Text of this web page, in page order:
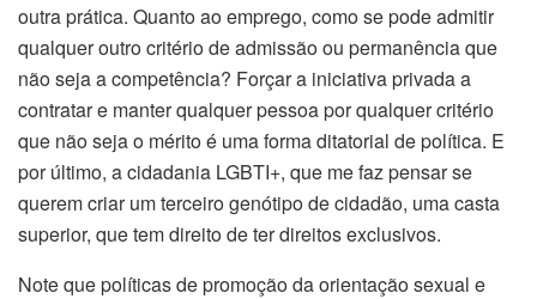
outra prática. Quanto ao emprego, como se pode admitir
qualquer outro critério de admissão ou permanência que
não seja a competência? Forçar a iniciativa privada a
contratar e manter qualquer pessoa por qualquer critério
que não seja o mérito é uma forma ditatorial de política. E
por último, a cidadania LGBTI+, que me faz pensar se
querem criar um terceiro genótipo de cidadão, uma casta
superior, que tem direito de ter direitos exclusivos.
Note que políticas de promoção da orientação sexual e